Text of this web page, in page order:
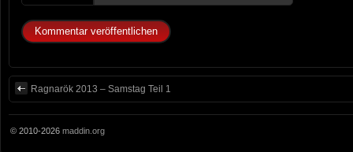
Ragnarök 2013 – Samstag Teil 1
© 2010-2026 maddin.org